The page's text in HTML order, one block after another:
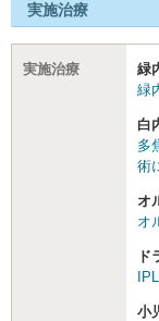
実施治療
実施治療
緑
緑
白
多
術
オ
オ
ド
小